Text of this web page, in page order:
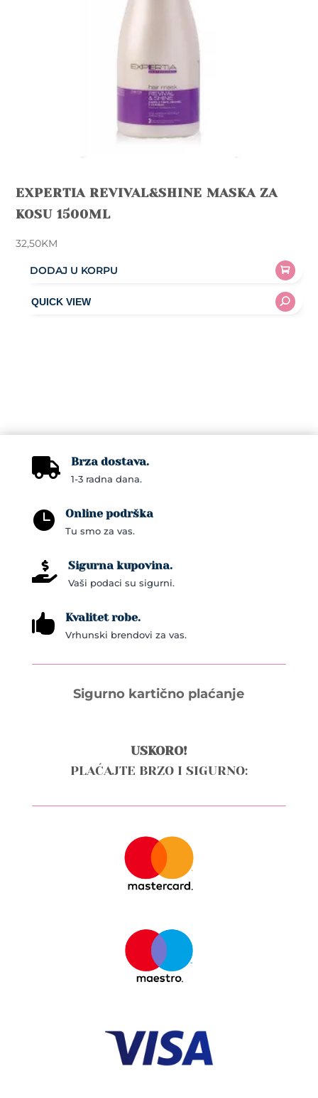
EXPERTIA REVIVAL&SHINE MASKA ZA
KOSU 1500ML
32,50KM
DODAJ U KORPU
 Brza dostava.
1-3 radna dana.
 Online podrška
Tu smo za vas.
 Sigurna kupovina.
Vaši podaci su sigurni.
 Kvalitet robe.
Vrhunski brendovi za vas.
Sigurno kartično plaćanje
USKORO!
PLAĆAJTE BRZO I SIGURNO: